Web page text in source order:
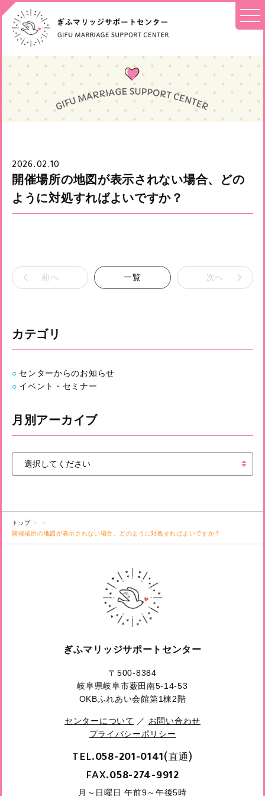
2026.02.10
開催場所の地図が表示されない場合、どの
ように対処すればよいですか？
前へ 一覧 次へ
カテゴリ
センターからのお知らせ
イベント・セミナー
月別アーカイブ
トップ
開催場所の地図が表示されない場合、どのように対処すればよいですか？
ぎふマリッジサポートセンター
〒500-8384
岐阜県岐阜市薮田南5-14-53
OKBふれあい会館第1棟2階
センターについて ／ お問い合わせ
プライバシーポリシー
TEL.058-201-0141(直通)
FAX.058-274-9912
月～日曜日 午前9～午後5時